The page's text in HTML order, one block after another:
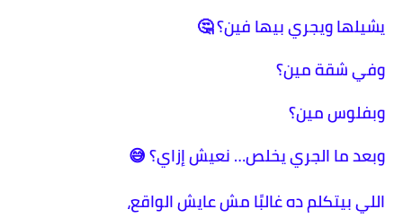
يشيلها ويجري بيها فين؟ 🤔
وفي شقة مين؟
وبفلوس مين؟
وبعد ما الجري يخلص… نعيش إزاي؟ 😅
اللي بيتكلم ده غالبًا مش عايش الواقع،